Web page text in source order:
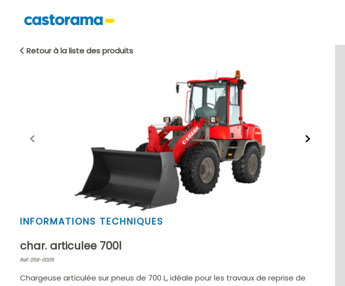
Retour à la liste des produits
Item
of
2
INFORMATIONS TECHNIQUES
char. articulee 700l
Ref: 058-0005
Chargeuse articulée sur pneus de 700 L, idéale pour les travaux de reprise de